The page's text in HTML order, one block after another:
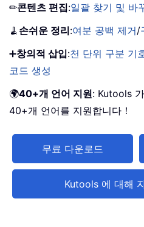
✏콘텐츠 편집:일괄 찾기 및 바
🧹 손쉬운 정리:여분 공백 제거/
➕창의적 삽입:천 단위 구분 기
코드 생성
🌍40+개 언어 지원: Kutools
40+개 언어를 지원합니다！
무료 다운로드
Kutools 에 대해